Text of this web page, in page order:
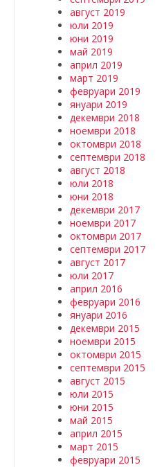
август 2019
юли 2019
юни 2019
май 2019
април 2019
март 2019
февруари 2019
януари 2019
декември 2018
ноември 2018
октомври 2018
септември 2018
август 2018
юли 2018
юни 2018
декември 2017
ноември 2017
октомври 2017
септември 2017
август 2017
юли 2017
април 2016
февруари 2016
януари 2016
декември 2015
ноември 2015
октомври 2015
септември 2015
август 2015
юли 2015
юни 2015
май 2015
април 2015
март 2015
февруари 2015